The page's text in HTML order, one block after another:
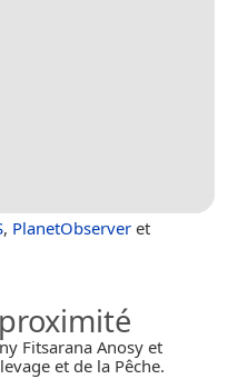
, PlanetObserver et
Fitsarana Anosy et
et de la Pêche.